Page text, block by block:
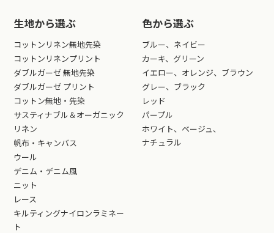
生地から選ぶ
コットンリネン無地先染
コットンリネンプリント
ダブルガーゼ 無地先染
ダブルガーゼ プリント
コットン無地・先染
サスティナブル＆オーガニック
リネン
帆布・キャンバス
ウール
デニム・デニム風
ニット
レース
キルティングナイロンラミネー
ト
色から選ぶ
ブルー、ネイビー
カーキ、グリーン
イエロー、オレンジ、ブラウン
グレー、ブラック
レッド
パープル
ホワイト、ベージュ、
ナチュラル